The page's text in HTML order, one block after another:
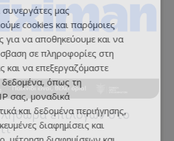
επιλογών στο
συνεργάτες μας
cookies και παρόμοιες
για να αποθηκεύουμε και να
σε πληροφορίες στη
και να επεξεργαζόμαστε
όπως τη
σας, μοναδικά
και δεδομένα περιήγησης,
διαφημίσεις και